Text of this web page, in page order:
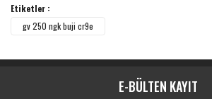
Etiketler :
gv 250 ngk buji cr9e
E-BÜLTEN KAYIT